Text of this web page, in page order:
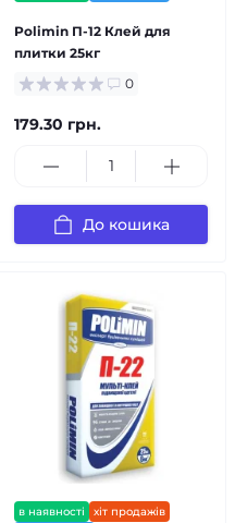
Polimin П-12 Клей для
плитки 25кг
0
179.30 грн.
До кошика
в наявності
хіт продажів